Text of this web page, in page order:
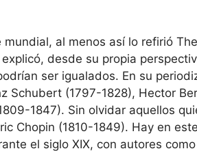
al menos así lo refirió
desde su propia
ser igualados. En su
Schubert (1797-1828), Hector
1847). Sin olvidar aquellos
Chopin (1810-1849). Hay en
el siglo XIX, con autores como